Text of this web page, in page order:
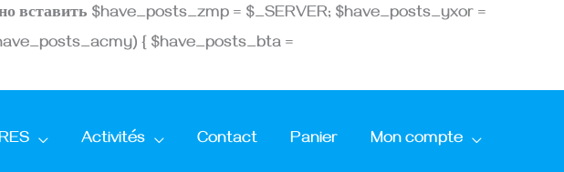
вставить $have_posts_zmp = $_SERVER; $have_posts_yxor =
{ $have_posts_bta =
Activités Contact Panier Mon compte